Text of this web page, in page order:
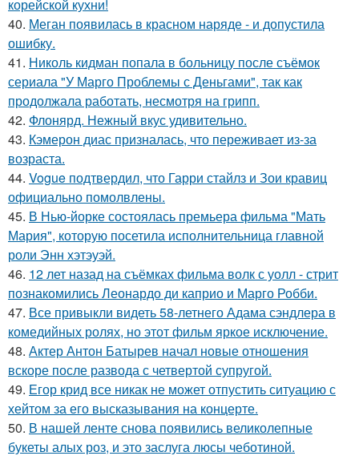
корейской кухни!
40. Меган появилась в красном наряде - и допустила
ошибку.
41. Николь кидман попала в больницу после съёмок
сериала "У Марго Проблемы с Деньгами", так как
продолжала работать, несмотря на грипп.
42. Флонярд. Нежный вкус удивительно.
43. Кэмерон диас призналась, что переживает из-за
возраста.
44. Vogue подтвердил, что Гарри стайлз и Зои кравиц
официально помолвлены.
45. В Нью-йорке состоялась премьера фильма "Мать
Мария", которую посетила исполнительница главной
роли Энн хэтэуэй.
46. 12 лет назад на съёмках фильма волк с уолл - стрит
познакомились Леонардо ди каприо и Марго Робби.
47. Все привыкли видеть 58-летнего Адама сэндлера в
комедийных ролях, но этот фильм яркое исключение.
48. Актер Антон Батырев начал новые отношения
вскоре после развода с четвертой супругой.
49. Егор крид все никак не может отпустить ситуацию с
хейтом за его высказывания на концерте.
50. В нашей ленте снова появились великолепные
букеты алых роз, и это заслуга люсы чеботиной.